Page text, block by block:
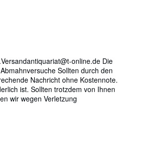
online.de Die
Sollten durch den
Nachricht ohne Kostennote.
ist. Sollten trotzdem von Ihnen
wir wegen Verletzung